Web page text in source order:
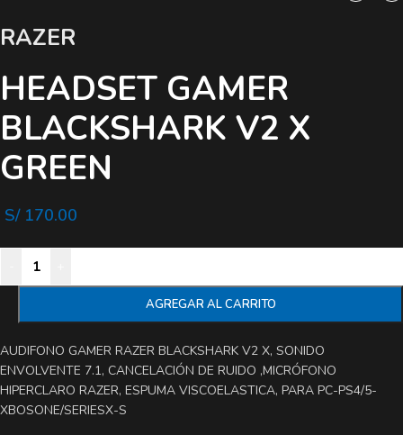
RAZER
HEADSET GAMER
BLACKSHARK V2 X
GREEN
S/170.00
AGREGAR AL CARRITO
AUDIFONO GAMER RAZER BLACKSHARK V2 X, SONIDO
ENVOLVENTE 7.1, CANCELACIÓN DE RUIDO ,MICRÓFONO
HIPERCLARO RAZER, ESPUMA VISCOELASTICA, PARA PC-PS4/5-
XBOSONE/SERIESX-S